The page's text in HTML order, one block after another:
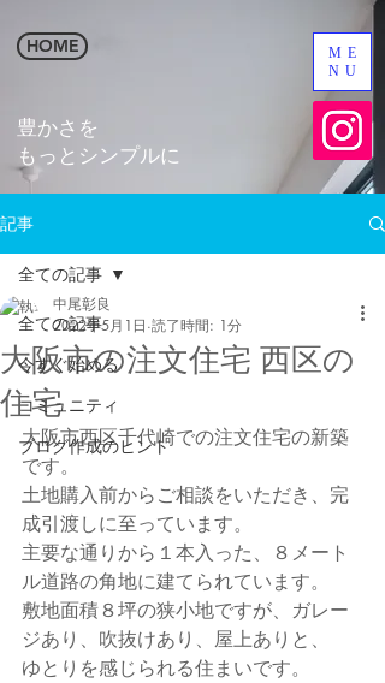
HOME
​豊かさを
​もっとシンプルに
ME
NU
記事
全ての記事
今すぐ始める
コミュニティ
ブログ作成のヒント
全ての記事
大阪市の注文住宅 西区の
住宅
中尾彰良
2022年5月1日 読了時間: 1分
大阪市西区千代崎での注文住宅の新築
です。
土地購入前からご相談をいただき、完
成引渡しに至っています。
主要な通りから１本入った、８メート
ル道路の角地に建てられています。
敷地面積８坪の狭小地ですが、ガレー
ジあり、吹抜けあり、屋上ありと、
ゆとりを感じられる住まいです。